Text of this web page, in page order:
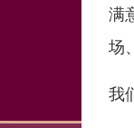
满
场
我